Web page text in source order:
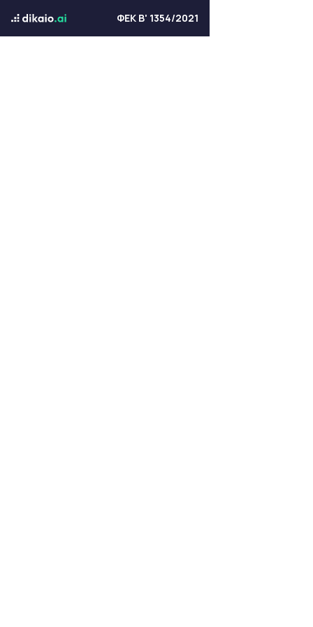
ΦΕΚ Β' 1354/2021